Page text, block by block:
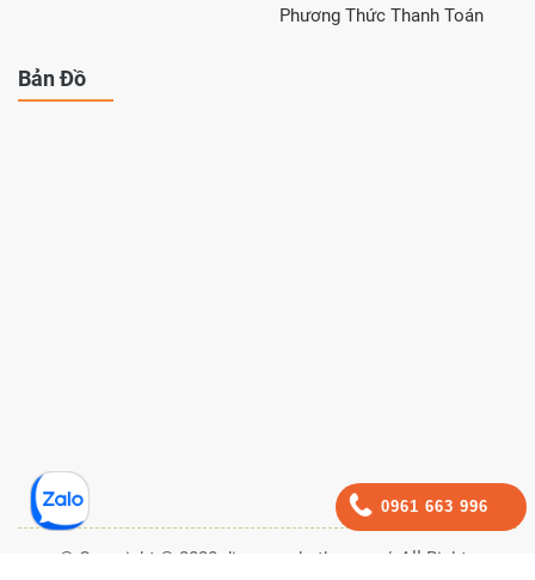
Phương Thức Thanh Toán
Bản Đồ
© Copyright © 2020 dienmayphutho.com/, All Rights
0961 663 996